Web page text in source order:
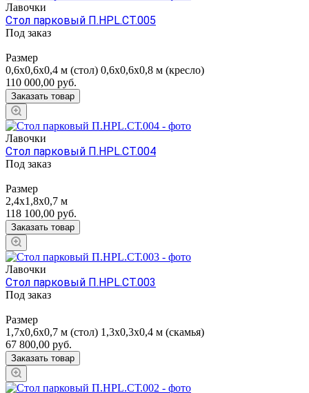
Лавочки
Стол парковый П.НРL.СТ.005
Под заказ
Размер
0,6х0,6х0,4 м (стол) 0,6х0,6х0,8 м (кресло)
110 000,00 руб.
Заказать товар
Лавочки
Стол парковый П.НРL.СТ.004
Под заказ
Размер
2,4x1,8x0,7 м
118 100,00 руб.
Заказать товар
Лавочки
Стол парковый П.НРL.СТ.003
Под заказ
Размер
1,7х0,6х0,7 м (стол) 1,3х0,3х0,4 м (скамья)
67 800,00 руб.
Заказать товар